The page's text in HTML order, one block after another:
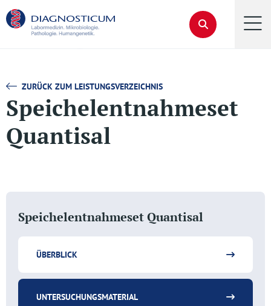
Speichelentnahmeset Quantisal
ÜBERBLICK
UNTERSUCHUNGSMATERIAL
ZURÜCK ZUM LEISTUNGSVERZEICHNIS
Speichelentnahmeset
Quantisal